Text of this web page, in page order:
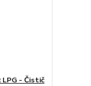
LPG - Čistič